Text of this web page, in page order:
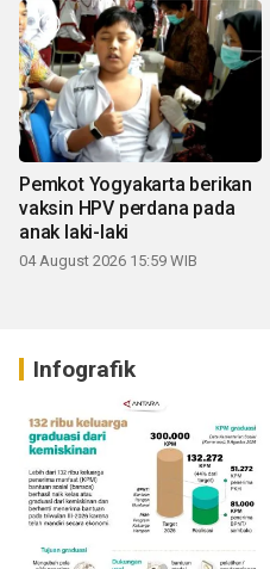
Pemkot Yogyakarta berikan
vaksin HPV perdana pada
anak laki-laki
04 August 2026 15:59 WIB
Infografik